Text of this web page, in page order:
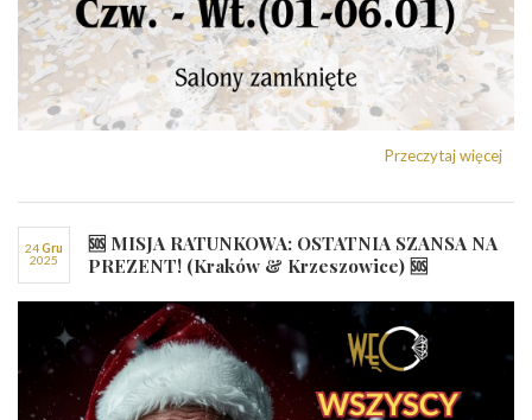
Przeczytaj więcej
24
gru
2025
🆘 MISJA RATUNKOWA: OSTATNIA SZANSA NA
PREZENT! (Kraków & Krzeszowice) 🆘